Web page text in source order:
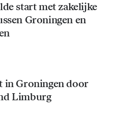
start met zakelijke
Groningen en
in Groningen door
Limburg